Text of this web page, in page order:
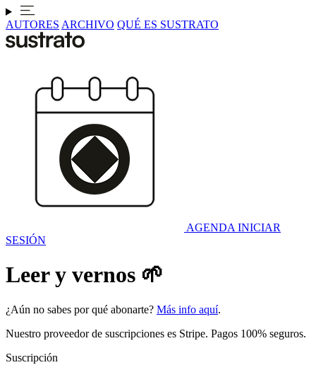
AUTORES ARCHIVO QUÉ ES SUSTRATO
AGENDA INICIAR
SESIÓN
Leer y vernos 🌱
¿Aún no sabes por qué abonarte? Más info aquí.
Nuestro proveedor de suscripciones es Stripe. Pagos 100% seguros.
Suscripción